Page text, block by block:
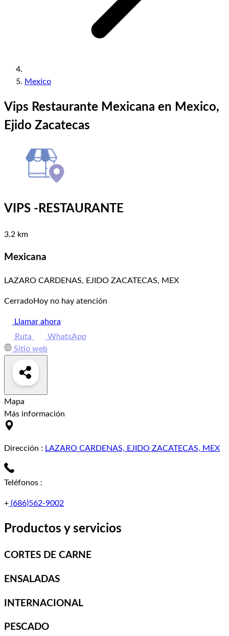
Mexico
Vips Restaurante Mexicana en Mexico,
Ejido Zacatecas
VIPS -RESTAURANTE
3.2 km
Mexicana
LAZARO CARDENAS, EJIDO ZACATECAS, MEX
CerradoHoy no hay atención
Llamar ahora
Ruta
WhatsApp
Sitio web
Mapa
Más información
Dirección : LAZARO CARDENAS, EJIDO ZACATECAS, MEX
Teléfonos :
+ (686)562-9002
Productos y servicios
CORTES DE CARNE
ENSALADAS
INTERNACIONAL
PESCADO